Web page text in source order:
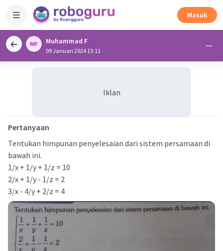
Masuk
Muhammad F
09 Januari 2024 13:11
Iklan
Pertanyaan
Tentukan himpunan penyelesaian dari sistem persamaan di
bawah ini.
1/x + 1/y + 1/z = 10
2/x + 1/y - 1/z = 2
3/x - 4/y + 2/z = 4